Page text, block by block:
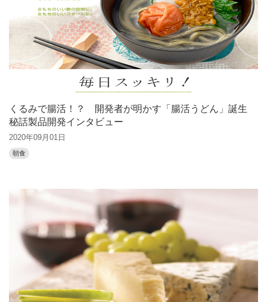
くるみで腸活！？ 開発者が明かす「腸活うどん」誕生
秘話製品開発インタビュー
2020年09月01日
朝食